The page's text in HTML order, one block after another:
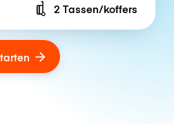
Number of bags
2 Tassen/koffers